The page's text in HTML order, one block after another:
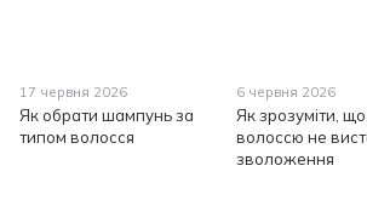
17 червня 2026
Як обрати шампунь за
типом волосся
6 червня 2026
Як зрозуміти, що
волоссю не
зволоження